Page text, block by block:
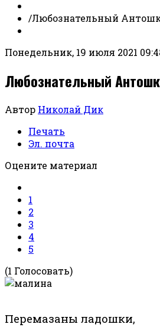
/Любознательный
Понедельник, 19 июля 2021
Любознательный
Автор Николай Дик
Печать
Эл. почта
Оцените материал
1
2
3
4
5
(1 Голосовать)
Перемазаны ладошки,